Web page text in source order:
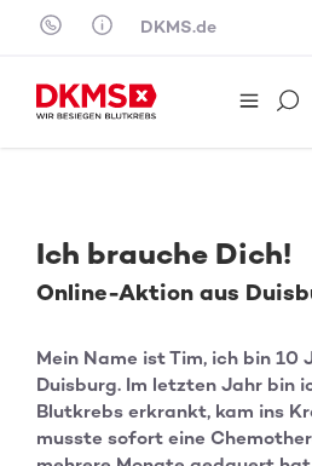
Skip to content
DKMS.de
Ich brauche Dich!
Online-Aktion aus
Mein Name ist Tim, ich bin 10
Duisburg. Im letzten Jahr bin
Blutkrebs erkrankt, kam ins
musste sofort eine